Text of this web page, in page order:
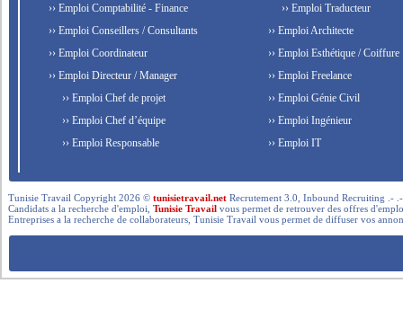
›› Emploi Comptabilité - Finance
›› Emploi Conseillers / Consultants
›› Emploi Coordinateur
›› Emploi Directeur / Manager
›› Emploi Chef de projet
›› Emploi Chef d’équipe
›› Emploi Responsable
›› Emploi Traducteur
›› Emploi Architecte
›› Emploi Esthétique / Coiffure
›› Emploi Freelance
›› Emploi Génie Civil
›› Emploi Ingénieur
›› Emploi IT
Tunisie Travail Copyright 2026 ©tunisietravail.net Recrutement 3.0, Inbound Recruiting .-
Candidats a la recherche d'emploi,Tunisie Travail vous permet de retrouver des offres
Entreprises a la recherche de collaborateurs, Tunisie Travail vous permet de diffuser vos